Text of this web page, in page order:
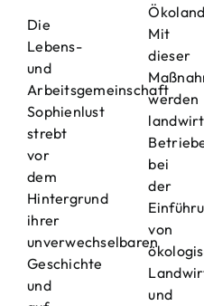
Die
Lebens-
und
Arbeitsgemeinschaft
Sophienlust
strebt
vor
dem
Hintergrund
ihrer
unverwechselbaren
Geschichte
und
Mit
dieser
werden
bei
der
von
und